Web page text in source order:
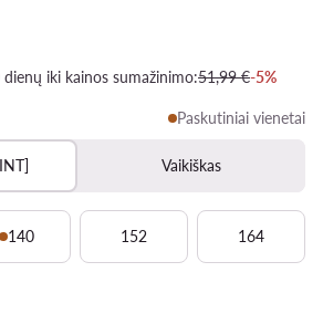
€
iki kainos sumažinimo:51,99 €-5%
Paskutiniai vienetai
Vaikiškas
140 152 164